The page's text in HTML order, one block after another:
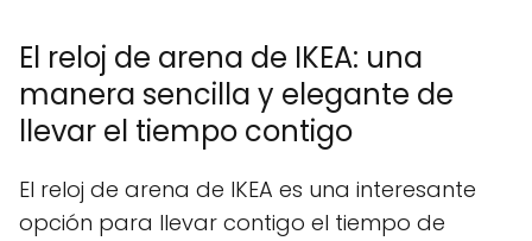
El reloj de arena de IKEA: una
manera sencilla y elegante de
llevar el tiempo contigo
El reloj de arena de IKEA es una interesante
opción para llevar contigo el tiempo de